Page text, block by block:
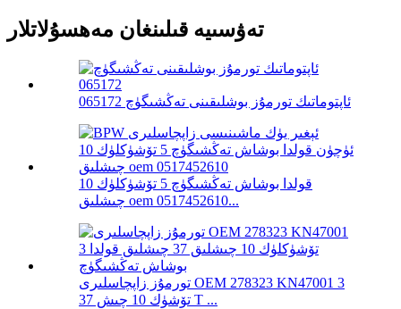
تەۋسىيە قىلىنغان مەھسۇلاتلار
ئاپتوماتىك تورمۇز بوشلىقىنى تەڭشىگۈچ 065172
قولدا بوشاش تەڭشىگۈچ 5 تۆشۈكلۈك 10
چىشلىق oem 0517452610...
تورمۇز زاپچاسلىرى OEM 278323 KN47001 3
تۆشۈك 10 چىش 37 T ...